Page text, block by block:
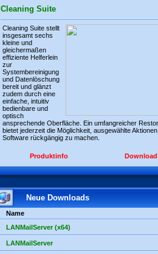
Cleaning Suite
Cleaning Suite stellt
insgesamt sechs
kleine und
gleichermaßen
effiziente Helferlein
zur
Systembereinigung
und Datenlöschung
bereit und glänzt
zudem durch eine
einfache, intuitiv
bedienbare und
optisch
ansprechende Oberfläche. Ein umfangreicher
bietet jederzeit die Möglichkeit, ausgewählte
Software rückgängig zu machen.
Produktinfo Download
Neue Downloads
Name
LANMailServer (x64)
LANMailServer